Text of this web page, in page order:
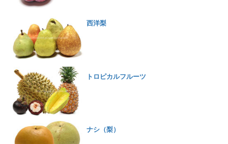
西洋梨
トロピカルフルーツ
ナシ（梨）